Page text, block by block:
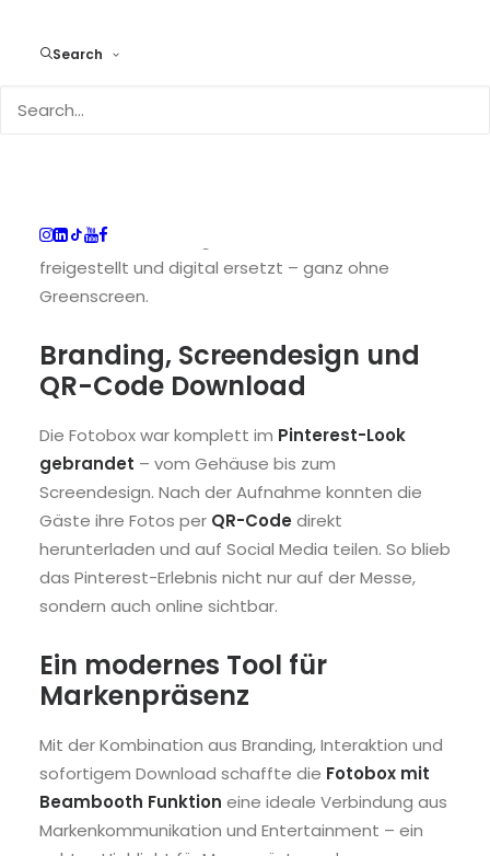
Search
gemeinsames Erlebnis
onwurde der Hintergrund automatisch
freigestellt und digital ersetzt – ganz ohne
Greenscreen.
Branding, Screendesign und
QR-Code Download
Die Fotobox war komplett im Pinterest-Look
gebrandet – vom Gehäuse bis zum
Screendesign. Nach der Aufnahme konnten die
Gäste ihre Fotos per QR-Code direkt
herunterladen und auf Social Media teilen. So blieb
das Pinterest-Erlebnis nicht nur auf der Messe,
sondern auch online sichtbar.
Ein modernes Tool für
Markenpräsenz
Mit der Kombination aus Branding, Interaktion und
sofortigem Download schaffte die Fotobox mit
Beambooth Funktion eine ideale Verbindung aus
Markenkommunikation und Entertainment – ein